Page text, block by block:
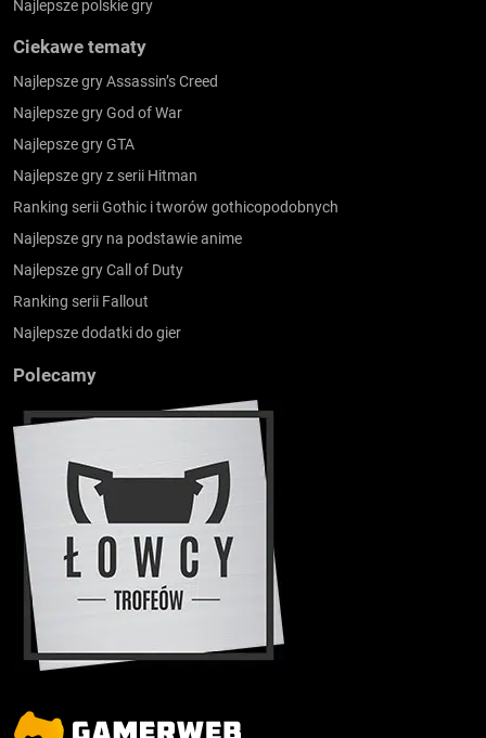
Najlepsze polskie gry
Ciekawe tematy
Najlepsze gry Assassin’s Creed
Najlepsze gry God of War
Najlepsze gry GTA
Najlepsze gry z serii Hitman
Ranking serii Gothic i tworów gothicopodobnych
Najlepsze gry na podstawie anime
Najlepsze gry Call of Duty
Ranking serii Fallout
Najlepsze dodatki do gier
Polecamy